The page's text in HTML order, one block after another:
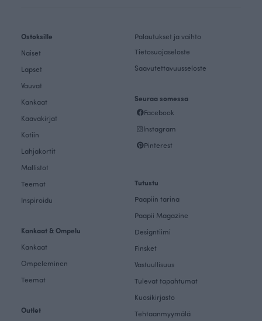
Ostoksille
Naiset
Lapset
Vauvat
Kankaat
Kaavakirjat
Kotiin
Lahjakortit
Mallistot
Teemat
Inspiroidu
Kankaat & Ompelu
Kankaat
Ompeleminen
Teemat
Outlet
Palautukset ja vaihto
Tietosuojaseloste
Saavutettavuusseloste
Seuraa somessa
Facebook
Instagram
Pinterest
Tutustu
Paapiin tarina
Paapii Magazine
Designtiimi
Finsket
Vastuullisuus
Tulevat tapahtumat
Kuosikirjasto
Tehtaanmyymälä